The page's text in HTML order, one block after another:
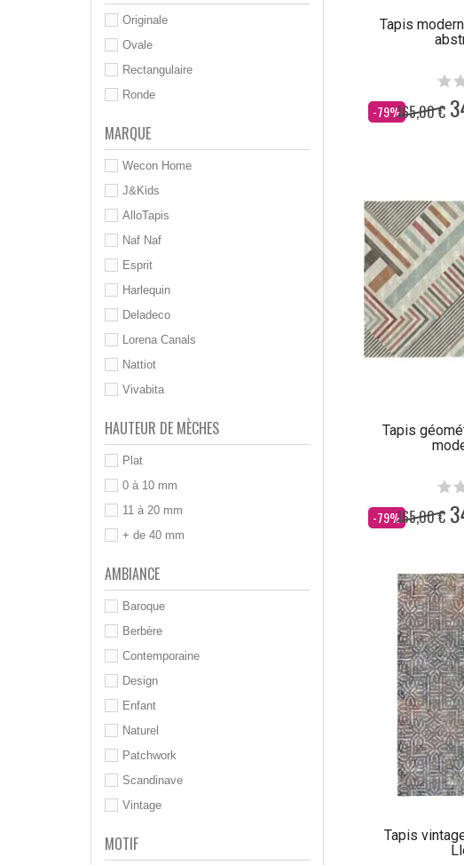
Originale
Ovale
Rectangulaire
Ronde
MARQUE
Wecon Home
J&Kids
AlloTapis
Naf Naf
Esprit
Harlequin
Deladeco
Lorena Canals
Nattiot
Vivabita
HAUTEUR DE MÈCHES
Plat
0 à 10 mm
11 à 20 mm
+ de 40 mm
AMBIANCE
Baroque
Berbère
Contemporaine
Design
Enfant
Naturel
Patchwork
Scandinave
Vintage
MOTIF
Tapis
-79%
Dès 165,00 €
Tapis
-79%
Dès 165,00 €
Tapis